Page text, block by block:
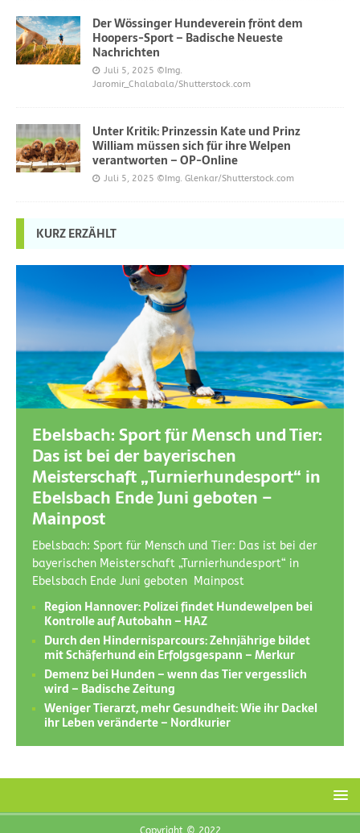
Der Wössinger Hundeverein frönt dem
Hoopers-Sport – Badische Neueste
Nachrichten
Juli 5, 2025 ©Img.
Jaromir_Chalabala/Shutterstock.com
Unter Kritik: Prinzessin Kate und Prinz
William müssen sich für ihre Welpen
verantworten – OP-Online
Juli 5, 2025 ©Img. Glenkar/Shutterstock.com
KURZ ERZÄHLT
Ebelsbach: Sport für Mensch und Tier:
Das ist bei der bayerischen
Meisterschaft „Turnierhundesport“ in
Ebelsbach Ende Juni geboten –
Mainpost
Ebelsbach: Sport für Mensch und Tier: Das ist bei der
bayerischen Meisterschaft „Turnierhundesport“ in
Ebelsbach Ende Juni geboten Mainpost
Region Hannover: Polizei findet Hundewelpen bei
Kontrolle auf Autobahn – HAZ
Durch den Hindernisparcours: Zehnjährige bildet
mit Schäferhund ein Erfolgsgespann – Merkur
Demenz bei Hunden – wenn das Tier vergesslich
wird – Badische Zeitung
Weniger Tierarzt, mehr Gesundheit: Wie ihr Dackel
ihr Leben veränderte – Nordkurier